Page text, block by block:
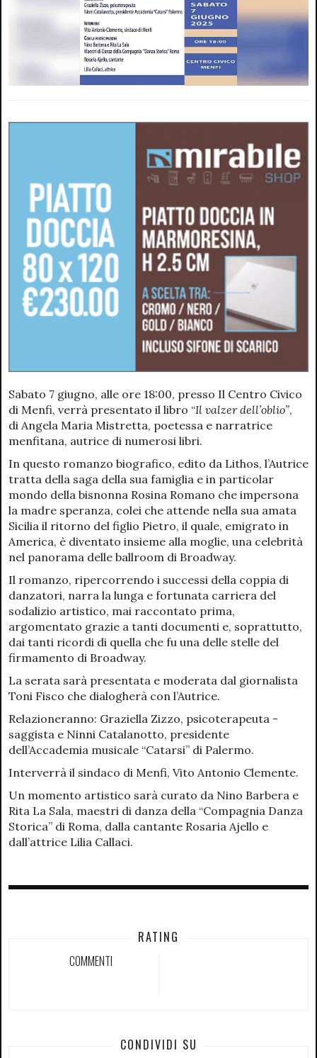
Sabato 7 giugno, alle ore 18:00, presso Il Centro Civico
di Menfi, verrà presentato il libro “Il valzer dell’oblio”,
di Angela Maria Mistretta, poetessa e narratrice
menfitana, autrice di numerosi libri.
In questo romanzo biografico, edito da Lithos, l’Autrice
tratta della saga della sua famiglia e in particolar
mondo della bisnonna Rosina Romano che impersona
la madre speranza, colei che attende nella sua amata
Sicilia il ritorno del figlio Pietro, il quale, emigrato in
America, è diventato insieme alla moglie, una celebrità
nel panorama delle ballroom di Broadway.
Il romanzo, ripercorrendo i successi della coppia di
danzatori, narra la lunga e fortunata carriera del
sodalizio artistico, mai raccontato prima,
argomentato grazie a tanti documenti e, soprattutto,
dai tanti ricordi di quella che fu una delle stelle del
firmamento di Broadway.
La serata sarà presentata e moderata dal giornalista
Toni Fisco che dialogherà con l’Autrice.
Relazioneranno: Graziella Zizzo, psicoterapeuta -
saggista e Ninni Catalanotto, presidente
dell’Accademia musicale “Catarsi” di Palermo.
Interverrà il sindaco di Menfi, Vito Antonio Clemente.
Un momento artistico sarà curato da Nino Barbera e
Rita La Sala, maestri di danza della “Compagnia Danza
Storica” di Roma, dalla cantante Rosaria Ajello e
dall’attrice Lilia Callaci.
RATING
COMMENTI
CONDIVIDI SU